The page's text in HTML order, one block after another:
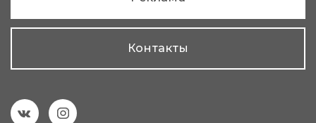
Контакты